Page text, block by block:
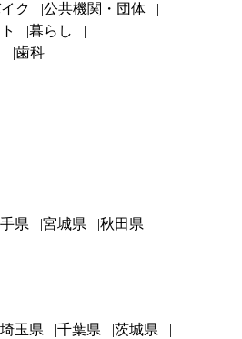
ク
公共機関・団体
暮らし
歯科
県 宮城県
秋田県
埼玉県 千葉県
茨城県